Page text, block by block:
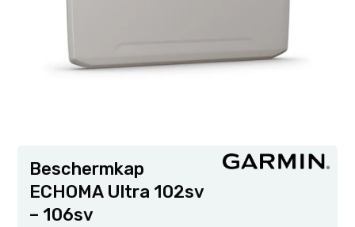
Beschermkap
ECHOMA Ultra 102sv
– 106sv